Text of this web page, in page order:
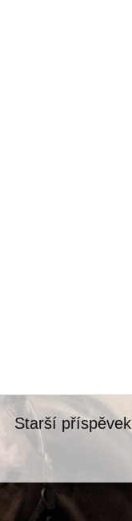
Starší příspěvek